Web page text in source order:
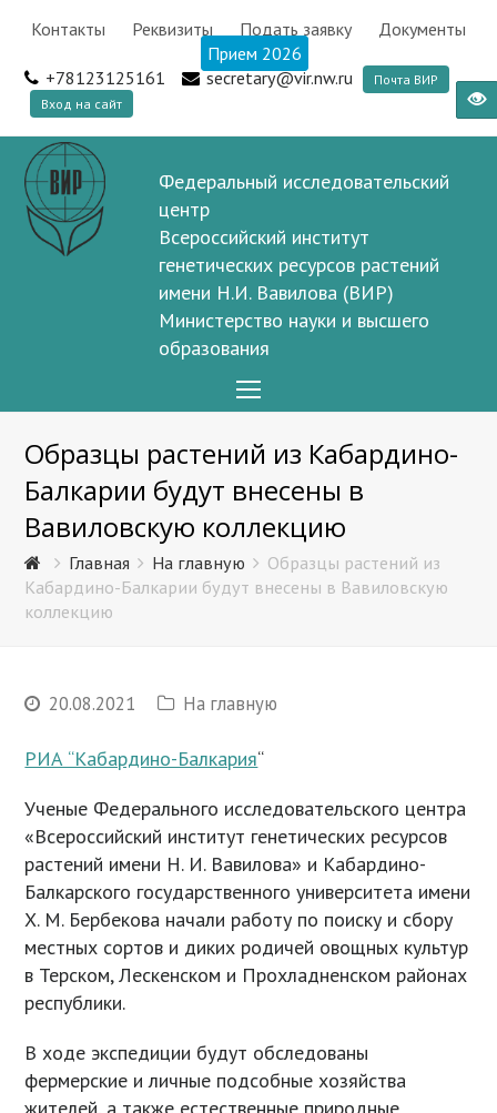
Контакты Реквизиты Подать заявку
Документы
Прием 2026
+78123125161
secretary@vir.nw.ru
Почта ВИР
Вход на сайт
Федеральный исследовательский
центр
Всероссийский институт
генетических ресурсов растений
имени Н.И. Вавилова (ВИР)
Министерство науки и высшего
образования
Menu
Образцы растений из Кабардино-
Балкарии будут внесены в
Вавиловскую коллекцию
Главная На главную
Образцы растений из
Кабардино-Балкарии будут внесены в Вавиловскую
коллекцию
20.08.2021 На главную
РИА “Кабардино-Балкария“
Ученые Федерального исследовательского центра
«Всероссийский институт генетических ресурсов
растений имени Н. И. Вавилова» и Кабардино-
Балкарского государственного университета имени
Х. М. Бербекова начали работу по поиску и сбору
местных сортов и диких родичей овощных культур
в Терском, Лескенском и Прохладненском районах
республики.
В ходе экспедиции будут обследованы
фермерские и личные подсобные хозяйства